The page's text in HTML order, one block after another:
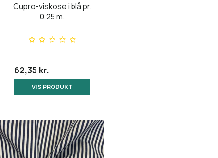
Cupro-viskose i blå pr.
0,25 m.
62,35 kr.
VIS PRODUKT